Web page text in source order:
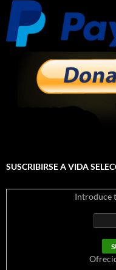
SUSCRIBIRSE A VIDA
Introduce